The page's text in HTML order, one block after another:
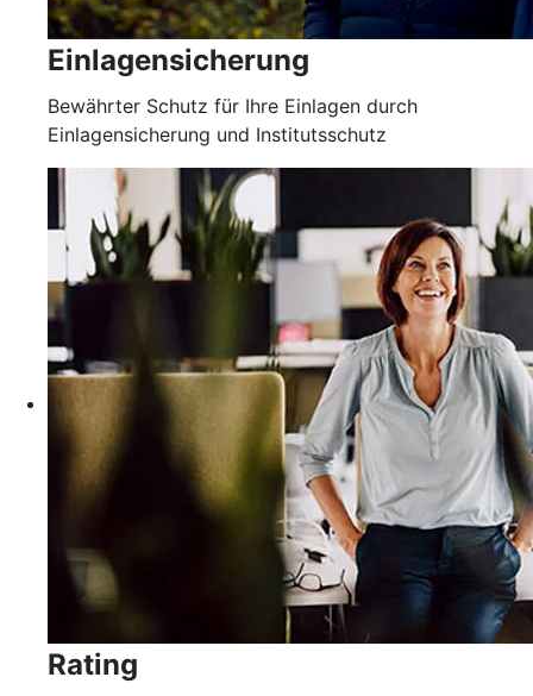
Einlagensicherung
Bewährter Schutz für Ihre Einlagen durch
Einlagensicherung und Institutsschutz
Rating